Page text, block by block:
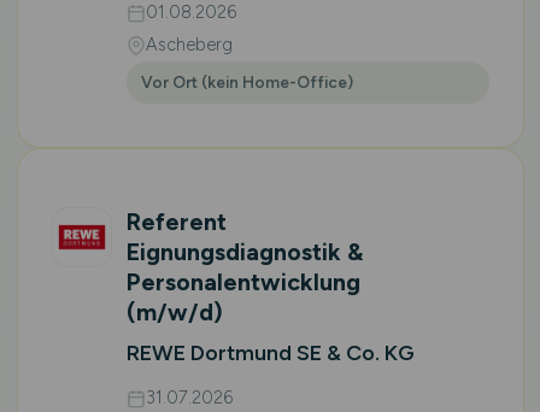
01.08.2026
Ascheberg
Vor Ort (kein Home-Office)
Referent
Eignungsdiagnostik &
Personalentwicklung
(m/w/d)
REWE Dortmund SE & Co. KG
31.07.2026